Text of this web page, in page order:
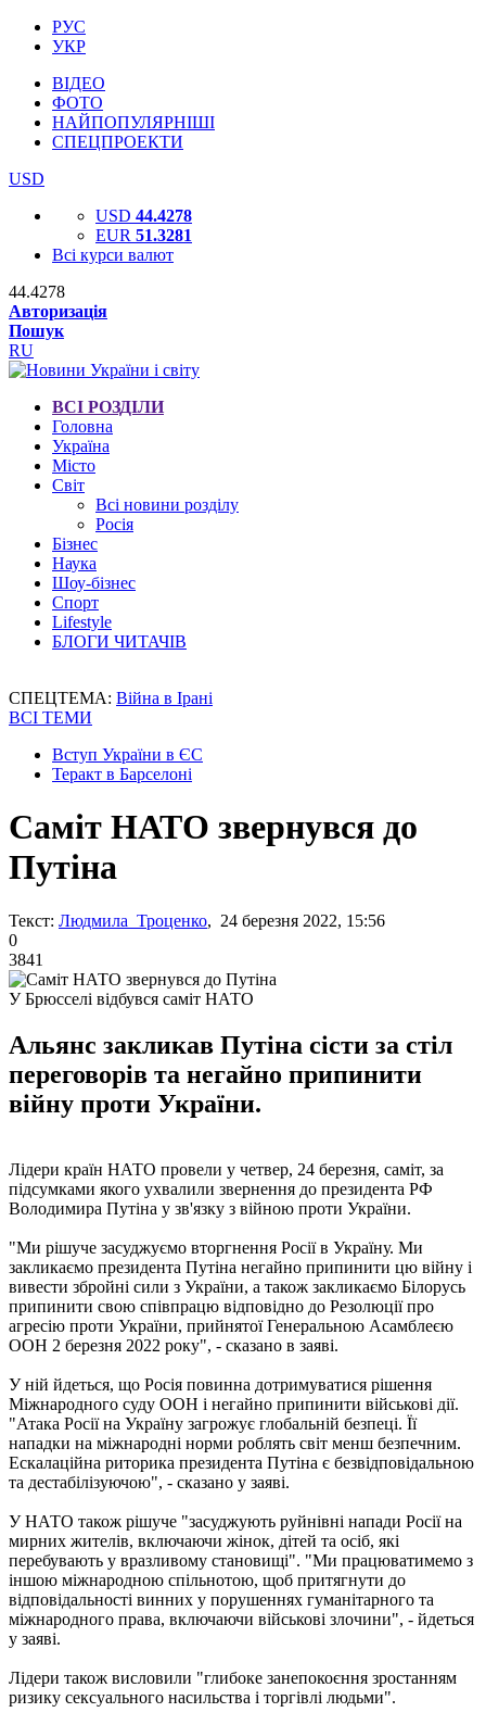
РУС
УКР
ВІДЕО
ФОТО
НАЙПОПУЛЯРНІШІ
СПЕЦПРОЕКТИ
USD
USD 44.4278
EUR 51.3281
Всі курси валют
44.4278
Авторизація
Пошук
RU
ВСІ РОЗДІЛИ
Головна
Україна
Місто
Світ
Всі новини розділу
Росія
Бізнес
Наука
Шоу-бізнес
Спорт
Lifestyle
БЛОГИ ЧИТАЧІВ
СПЕЦТЕМА: Війна в Ірані
ВСІ ТЕМИ
Вступ України в ЄС
Теракт в Барселоні
Саміт НАТО звернувся до
Путіна
Текст: Людмила Троценко, 24 березня 2022, 15:56
0
3841
У Брюсселі відбувся саміт НАТО
Альянс закликав Путіна сісти за стіл
переговорів та негайно припинити
війну проти України.
Лідери країн НАТО провели у четвер, 24 березня, саміт, за
підсумками якого ухвалили звернення до президента РФ
Володимира Путіна у зв'язку з війною проти України.
"Ми рішуче засуджуємо вторгнення Росії в Україну. Ми
закликаємо президента Путіна негайно припинити цю війну і
вивести збройні сили з України, а також закликаємо Білорусь
припинити свою співпрацю відповідно до Резолюції про
агресію проти України, прийнятої Генеральною Асамблеєю
ООН 2 березня 2022 року", - сказано в заяві.
У ній йдеться, що Росія повинна дотримуватися рішення
Міжнародного суду ООН і негайно припинити військові дії.
"Атака Росії на Україну загрожує глобальній безпеці. Її
нападки на міжнародні норми роблять світ менш безпечним.
Ескалаційна риторика президента Путіна є безвідповідальною
та дестабілізуючою", - сказано у заяві.
У НАТО також рішуче "засуджують руйнівні напади Росії на
мирних жителів, включаючи жінок, дітей та осіб, які
перебувають у вразливому становищі". "Ми працюватимемо з
іншою міжнародною спільнотою, щоб притягнути до
відповідальності винних у порушеннях гуманітарного та
міжнародного права, включаючи військові злочини", - йдеться
у заяві.
Лідери також висловили "глибоке занепокоєння зростанням
ризику сексуального насильства і торгівлі людьми".